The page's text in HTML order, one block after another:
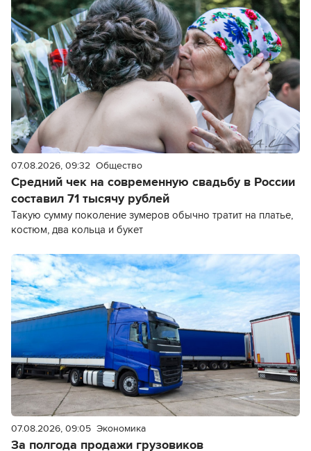
07.08.2026, 09:32 Общество
Средний чек на современную свадьбу в России
составил 71 тысячу рублей
Такую сумму поколение зумеров обычно тратит на платье,
костюм, два кольца и букет
07.08.2026, 09:05 Экономика
За полгода продажи грузовиков